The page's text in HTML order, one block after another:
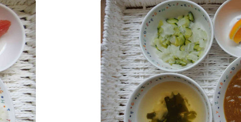
イトのご利用について サイトマップ ニチイ学館オフィシャルサイト